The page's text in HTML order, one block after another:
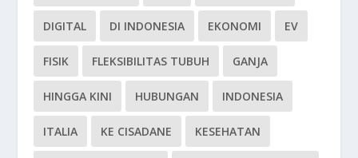
DIGITAL DI INDONESIA EKONOMI EV
FISIK FLEKSIBILITAS TUBUH GANJA
HINGGA KINI HUBUNGAN INDONESIA
ITALIA KE CISADANE KESEHATAN